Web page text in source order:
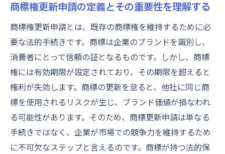
商標更新申請プロセスの流れ―スムーズな手続
きの秘訣
商標更新申請の流れを段階的に解説
スムーズな商標更新のために押さえるべき
ポイント
オンライン申請と紙申請の違いと選択
商標更新申請中のトラブルシューティング
商標更新手続きの時間管理術
更新申請後のフォローアップ方法
商標権更新申請の定義とその重要性を理解する
商標権更新申請とは、既存の商標権を維持するために必
要な法的手続きです。商標は企業のブランドを識別し、
消費者にとって信頼の証となるものです。しかし、商標
権には有効期限が設定されており、その期限を超えると
権利が失効します。商標の更新を怠ると、他社に同じ商
標を使用されるリスクが生じ、ブランド価値が損なわれ
る可能性があります。そのため、商標更新申請は単なる
手続きではなく、企業が市場での競争力を維持するため
に不可欠なステップと言えるのです。商標が持つ法的保